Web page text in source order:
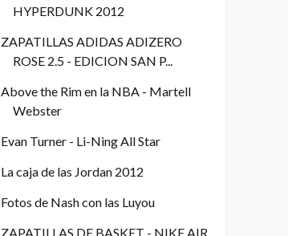
HYPERDUNK 2012
ZAPATILLAS ADIDAS ADIZERO
ROSE 2.5 - EDICION SAN P...
Above the Rim en la NBA - Martell
Webster
Evan Turner - Li-Ning All Star
La caja de las Jordan 2012
Fotos de Nash con las Luyou
ZAPATILLAS DE BASKET - NIKE AIR